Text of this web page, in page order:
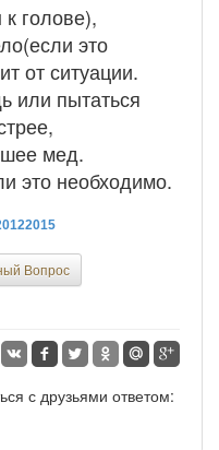
голове),
это
от ситуации.
или пытаться
мед.
это необходимо.
Вопрос
с друзьями ответом: